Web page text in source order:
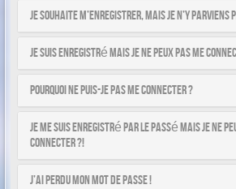
Je souhaite m’enregistrer, mais je n’y parviens
Je suis enregistré mais je ne peux pas me
Pourquoi ne puis-je pas me connecter ?
Je me suis enregistré par le passé mais je ne
connecter ?!
J’ai perdu mon mot de passe !